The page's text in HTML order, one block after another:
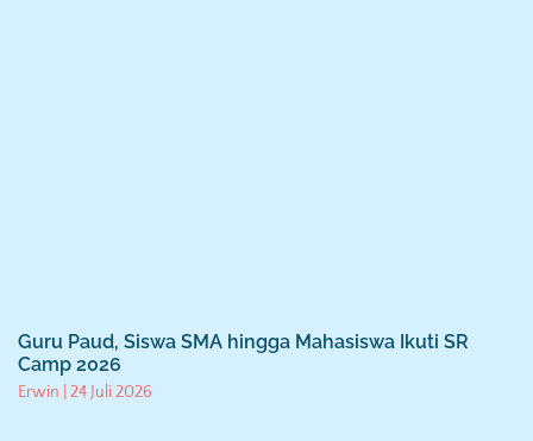
Guru Paud, Siswa SMA hingga Mahasiswa Ikuti SR
Camp 2026
Erwin 24 Juli 2026